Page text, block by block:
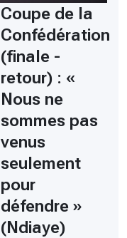
Coupe de la
Confédération
(finale -
retour) : «
Nous ne
sommes pas
venus
seulement
pour
défendre »
(Ndiaye)